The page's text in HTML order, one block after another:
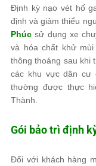
Định kỳ nạo vét hố
định và giảm thiểu
Phúc sử dụng xe
và hóa chất khử
thông thoáng sau khi
các khu vực dân cư
thường được thực
Thành.
Gói bảo trì định
Đối với khách hàng